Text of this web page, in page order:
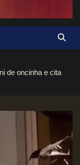
de oncinha e cita